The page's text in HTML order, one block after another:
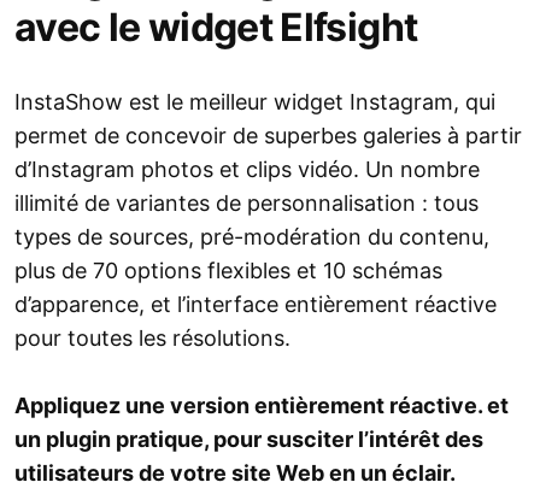
avec le widget Elfsight
InstaShow est le meilleur widget Instagram, qui
permet de concevoir de superbes galeries à partir
d’Instagram photos et clips vidéo. Un nombre
illimité de variantes de personnalisation : tous
types de sources, pré-modération du contenu,
plus de 70 options flexibles et 10 schémas
d’apparence, et l’interface entièrement réactive
pour toutes les résolutions.
Appliquez une version entièrement réactive. et
un plugin pratique, pour susciter l’intérêt des
utilisateurs de votre site Web en un éclair.